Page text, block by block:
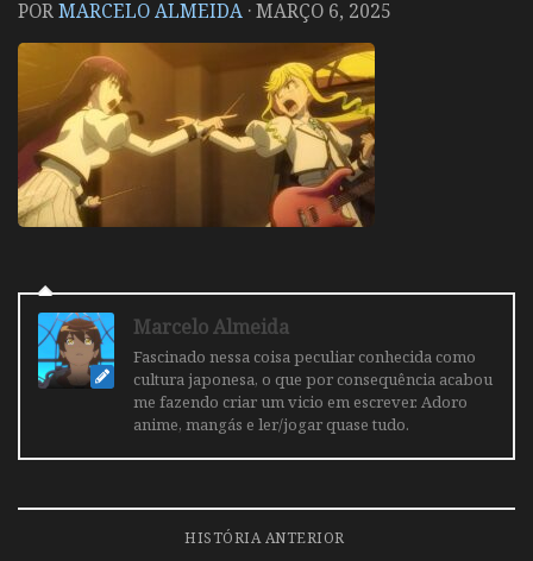
PORMARCELO ALMEIDA ·MARÇO 6, 2025
Marcelo Almeida
Fascinado nessa coisa peculiar conhecida como
cultura japonesa, o que por consequência acabou
me fazendo criar um vicio em escrever. Adoro
anime, mangás e ler/jogar quase tudo.
HISTÓRIA ANTERIOR